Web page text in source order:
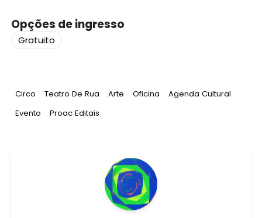
Opções de ingresso
Gratuito
Tag:
Circo Tag:
Teatro De Rua Tag:
Arte Tag:
Oficina Tag:
Agenda Cultural
Tag:
Evento Tag:
Proac Editais